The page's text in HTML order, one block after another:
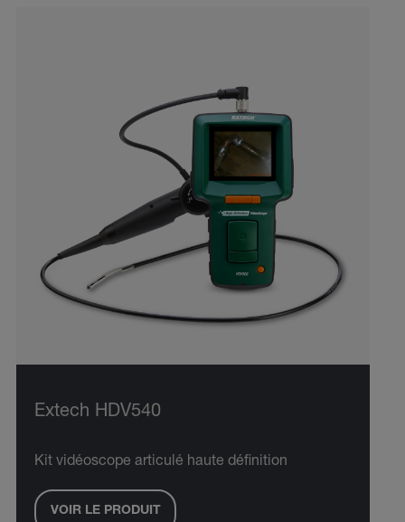
Extech HDV540
Kit vidéoscope articulé haute définition
VOIR LE PRODUIT